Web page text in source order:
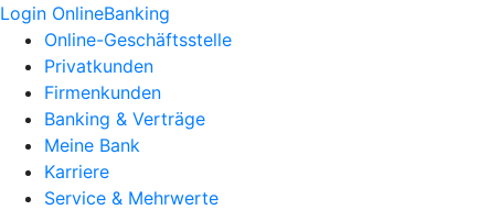
Login OnlineBanking
Online-Geschäftsstelle
Privatkunden
Firmenkunden
Banking & Verträge
Meine Bank
Karriere
Service & Mehrwerte